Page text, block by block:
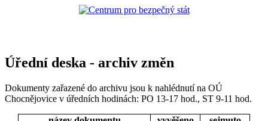
Úřední deska - archiv změn
Dokumenty zařazené do archivu jsou k nahlédnutí na OÚ
Chocnějovice v úředních hodinách: PO 13-17 hod., ST 9-11 hod.